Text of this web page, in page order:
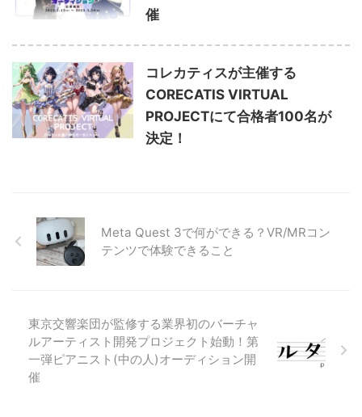
催
コレカティスが主催する
CORECATIS VIRTUAL
PROJECTにて合格者100名が
決定！
Meta Quest 3で何ができる？VR/MRコン
テンツで体験できること
東京交響楽団が監修する業界初のバーチャ
ルアーティスト開発プロジェクト始動！第
一弾ピアニスト(中の人)オーディション開
催